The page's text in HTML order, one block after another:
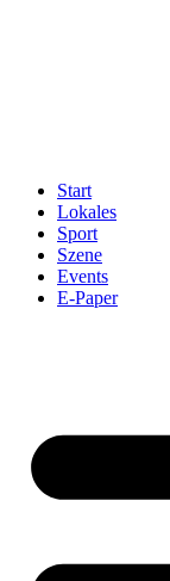
Start
Lokales
Sport
Szene
Events
E-Paper